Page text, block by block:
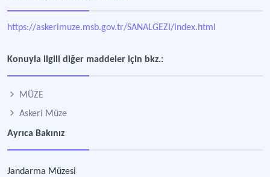
https://askerimuze.msb.gov.tr/SANALGEZI/index.html
Konuyla ilgili diğer maddeler için bkz.:
MÜZE
Askeri Müze
Ayrıca Bakınız
Jandarma Müzesi